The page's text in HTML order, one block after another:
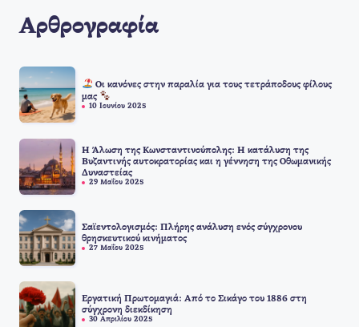
Αρθρογραφία
Οι κανόνες στην παραλία για τους τετράποδους φίλους
μας
10 Ιουνίου 2025
Η Άλωση της Κωνσταντινούπολης: Η κατάλυση της
Βυζαντινής αυτοκρατορίας και η γέννηση της Οθωμανικής
Δυναστείας
29 Μαΐου 2025
Σαϊεντολογισμός: Πλήρης ανάλυση ενός σύγχρονου
θρησκευτικού κινήματος
27 Μαΐου 2025
Εργατική Πρωτομαγιά: Από το Σικάγο του 1886 στη
σύγχρονη διεκδίκηση
30 Απριλίου 2025